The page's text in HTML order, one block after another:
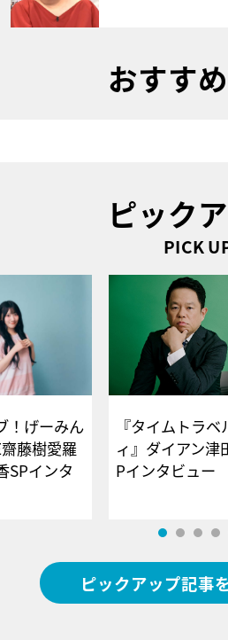
おすす
ピック
PICK
！げーみん
藤樹愛羅
SPインタ
『タイムトラ
ィ』ダイアン津
Pインタビ
ピックアップ記事